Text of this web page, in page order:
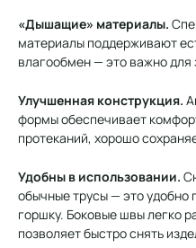
«Дышащие» материалы.
материалы поддерживают
влагообмен — это важно для
Улучшенная конструкция.
формы обеспечивает
протеканий, хорошо
Удобны в использовании.
обычные трусы — это удобно
горшку. Боковые швы легко
позволяет быстро снять